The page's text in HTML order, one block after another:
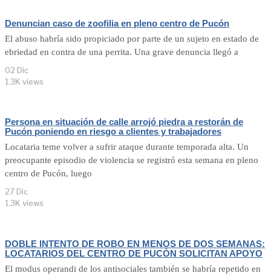
Denuncian caso de zoofilia en pleno centro de Pucón
El abuso habría sido propiciado por parte de un sujeto en estado de
ebriedad en contra de una perrita. Una grave denuncia llegó a
02 Dic
1.3K views
Persona en situación de calle arrojó piedra a restorán de
Pucón poniendo en riesgo a clientes y trabajadores
Locataria teme volver a sufrir ataque durante temporada alta. Un
preocupante episodio de violencia se registró esta semana en pleno
centro de Pucón, luego
27 Dic
1.3K views
DOBLE INTENTO DE ROBO EN MENOS DE DOS SEMANAS:
LOCATARIOS DEL CENTRO DE PUCÓN SOLICITAN APOYO
El modus operandi de los antisociales también se habría repetido en